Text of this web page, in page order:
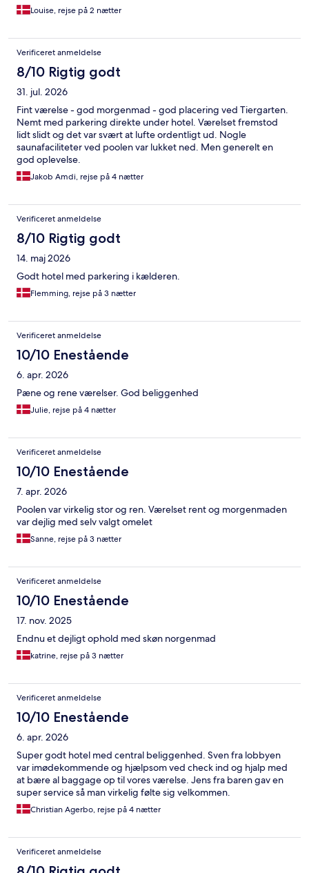
Louise, rejse på 2 nætter
Verificeret anmeldelse
8/10 Rigtig godt
31. jul. 2026
Fint værelse - god morgenmad - god placering ved Tiergarten.
Nemt med parkering direkte under hotel. Værelset fremstod
lidt slidt og det var svært at lufte ordentligt ud. Nogle
saunafaciliteter ved poolen var lukket ned. Men generelt en
god oplevelse.
Jakob Amdi, rejse på 4 nætter
Verificeret anmeldelse
8/10 Rigtig godt
14. maj 2026
Godt hotel med parkering i kælderen.
Flemming, rejse på 3 nætter
Verificeret anmeldelse
10/10 Enestående
6. apr. 2026
Pæne og rene værelser. God beliggenhed
Julie, rejse på 4 nætter
Verificeret anmeldelse
10/10 Enestående
7. apr. 2026
Poolen var virkelig stor og ren. Værelset rent og morgenmaden
var dejlig med selv valgt omelet
Sanne, rejse på 3 nætter
Verificeret anmeldelse
10/10 Enestående
17. nov. 2025
Endnu et dejligt ophold med skøn norgenmad
katrine, rejse på 3 nætter
Verificeret anmeldelse
10/10 Enestående
6. apr. 2026
Super godt hotel med central beliggenhed. Sven fra lobbyen
var imødekommende og hjælpsom ved check ind og hjalp med
at bære al baggage op til vores værelse. Jens fra baren gav en
super service så man virkelig følte sig velkommen.
Christian Agerbo, rejse på 4 nætter
Verificeret anmeldelse